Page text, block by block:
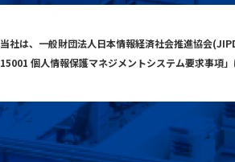
当社は、一般財団法人日本情報経済社会推進協会
15001 個人情報保護マネジメントシステム要求事項